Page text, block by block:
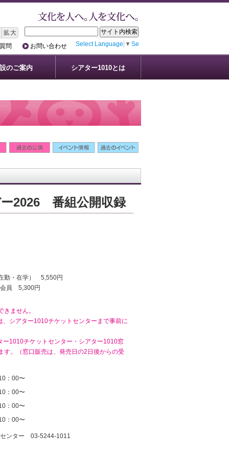
問 お問い合わせ Select Language ▼ Select Language
のご案内 シアター1010とは
2026 番組公開収録
勤・在学） 5,550円
会員 5,300円
ません。
シアター1010チケットセンターまで事前に
1010チケットセンター・シアター1010窓
す。（窓口販売は、発売日の2日後からの受
：00〜
：00〜
：00〜
：00〜
ンター 03-5244-1011